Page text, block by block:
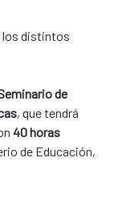
los distintos
de
, que tendrá
40 horas
de Educación,